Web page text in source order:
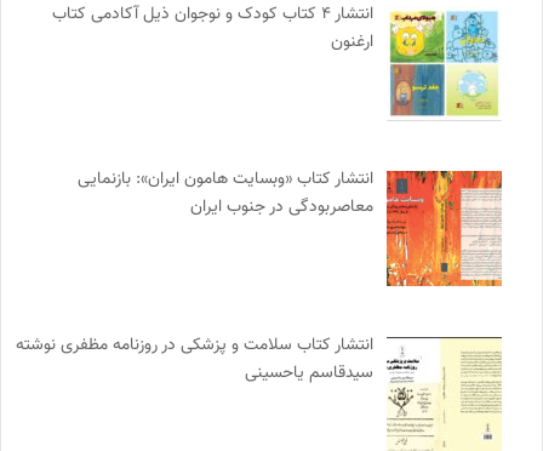
انتشار ۴ کتاب کودک و نوجوان ذیل آکادمی کتاب
ارغنون
انتشار کتاب «وبسایت هامون ایران»: بازنمایی
معاصربودگی در جنوب ایران
انتشار کتاب سلامت و پزشکی در روزنامه مظفری نوشته
سیدقاسم یاحسینی